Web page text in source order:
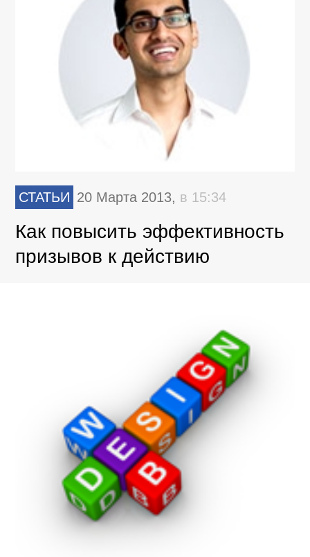
СТАТЬИ 20 Марта 2013, в 15:34
Как повысить эффективность
призывов к действию